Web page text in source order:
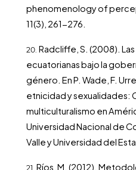
phenomenology of
11(3), 261-276.
Radcliffe, S. (2008).
ecuatorianas bajo la
género. En P. Wade, F.
etnicidad y sexualidades:
multiculturalismo en
Universidad Nacional de
Valle y Universidad del
Ríos, M. (2012).